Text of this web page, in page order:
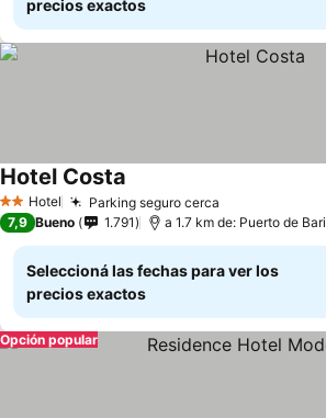
precios exactos
2 Estrellas
Hotel Parking seguro cerca
Hotel Costa
7,9 Bueno 1.791 a 1.7 km de: Puerto de Bari
Seleccioná las fechas para ver los
precios exactos
Opción popular